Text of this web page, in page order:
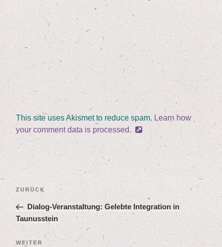
This site uses Akismet to reduce spam. Learn how
your comment data is processed.
Beitragsnavigation
Vorheriger
Beitrag
ZURÜCK
Dia­log-Ver­an­stal­tung: Geleb­te Inte­gra­ti­on in
Taunusstein
Nächster
WEITER